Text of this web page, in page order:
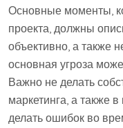
Основные моменты,
проекта, должны
объективно, а также
основная угроза
Важно не делать
маркетинга, а также
делать ошибок во